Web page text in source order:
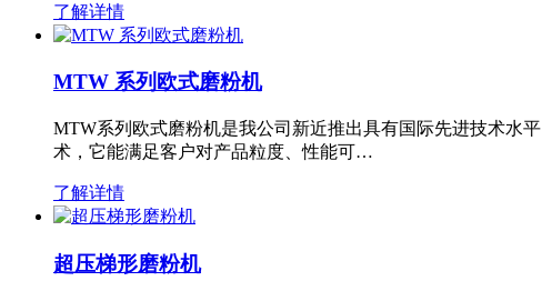
了解详情
MTW 系列欧式磨粉机
MTW系列欧式磨粉机是我公司新近推出具有国际先进技术水
术，它能满足客户对产品粒度、性能可…
了解详情
超压梯形磨粉机